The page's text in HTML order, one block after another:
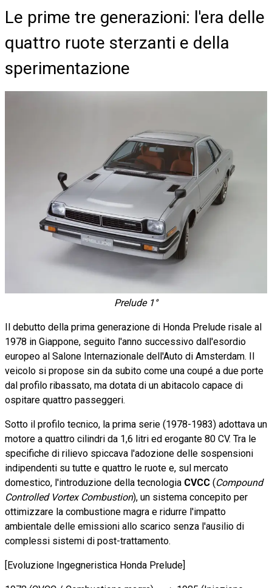
Le prime tre generazioni: l'era delle
quattro ruote sterzanti e della
sperimentazione
Prelude 1°
Il debutto della prima generazione di Honda Prelude risale al
1978 in Giappone, seguito l'anno successivo dall'esordio
europeo al Salone Internazionale dell'Auto di Amsterdam. Il
veicolo si propose sin da subito come una coupé a due porte
dal profilo ribassato, ma dotata di un abitacolo capace di
ospitare quattro passeggeri.
Sotto il profilo tecnico, la prima serie (1978-1983) adottava un
motore a quattro cilindri da 1,6 litri ed erogante 80 CV. Tra le
specifiche di rilievo spiccava l'adozione delle sospensioni
indipendenti su tutte e quattro le ruote e, sul mercato
domestico, l'introduzione della tecnologia CVCC (Compound
Controlled Vortex Combustion), un sistema concepito per
ottimizzare la combustione magra e ridurre l'impatto
ambientale delle emissioni allo scarico senza l'ausilio di
complessi sistemi di post-trattamento.
[Evoluzione Ingegneristica Honda Prelude]